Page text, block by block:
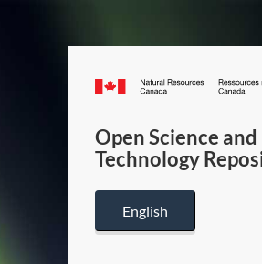
Canada.ca
Open Science and
Technology
English